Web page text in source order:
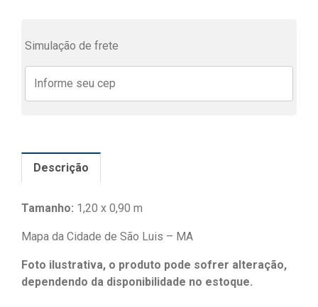
Simulação de frete
Descrição
Tamanho: 1,20 x 0,90 m
Mapa da Cidade de São Luis – MA
Foto ilustrativa, o produto pode sofrer alteração,
dependendo da disponibilidade no estoque.